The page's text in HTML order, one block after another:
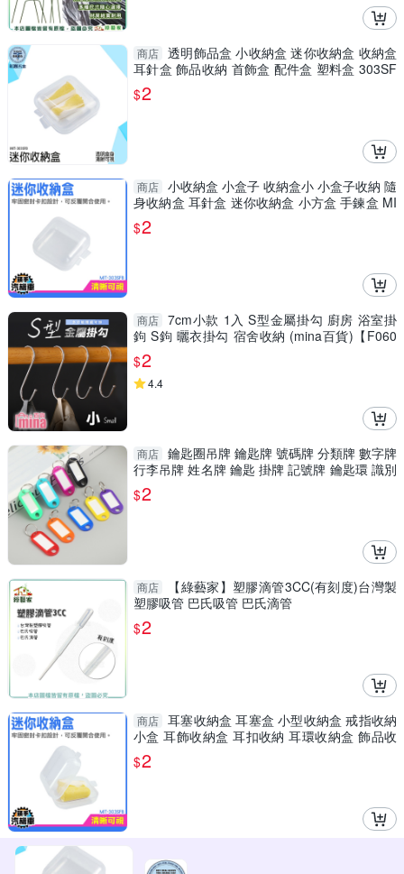
商店 透明飾品盒 小收納盒 迷你收納盒 收納盒
耳針盒 飾品收納 首飾盒 配件盒 塑料盒 303SF
B 耳環收納
$2
商店 小收納盒 小盒子 收納盒小 小盒子收納 隨
身收納盒 耳針盒 迷你收納盒 小方盒 手鍊盒 MI
T-303SFB
$2
商店 7cm小款 1入 S型金屬掛勾 廚房 浴室掛
鉤 S鉤 曬衣掛勾 宿舍收納 (mina百貨)【F060
4】
$2
4.4
商店 鑰匙圈吊牌 鑰匙牌 號碼牌 分類牌 數字牌
行李吊牌 姓名牌 鑰匙 掛牌 記號牌 鑰匙環 識別
證
$2
商店
【綠藝家】塑膠滴管3CC(有刻度)台灣製
塑膠吸管 巴氏吸管 巴氏滴管
$2
商店 耳塞收納盒 耳塞盒 小型收納盒 戒指收納
小盒 耳飾收納盒 耳扣收納 耳環收納盒 飾品收
納 MIT-303SFB
$2